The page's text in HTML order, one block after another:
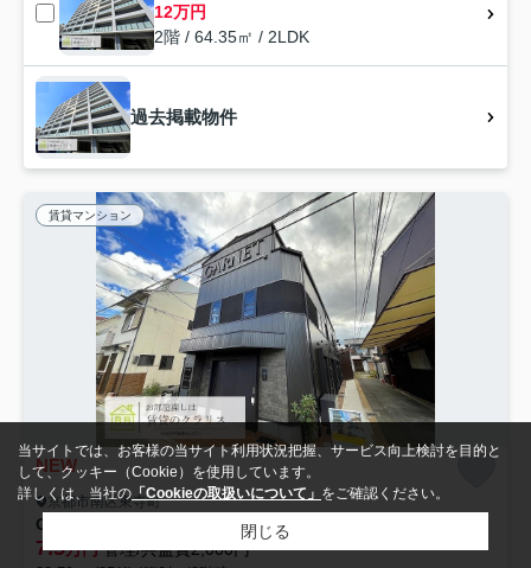
12万円
2階 / 64.35㎡ / 2LDK
過去掲載物件
賃貸マンション
NEW
京都市南区東寺町
GARNET RESIDENCE東寺
7.5万円管理/共益費2,000円
当サイトでは、お客様の当サイト利用状況把握、サービス向上検討を目的と
して、クッキー（Cookie）を使用しています。
詳しくは、当社の 「Cookieの取扱いについて」 をご確認ください。
閉じる